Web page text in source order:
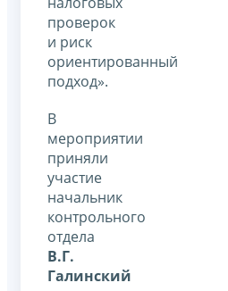
проверок
и риск
ориентированный
подход».
В
мероприятии
приняли
участие
начальник
контрольного
отдела
В.Г.
Галинский